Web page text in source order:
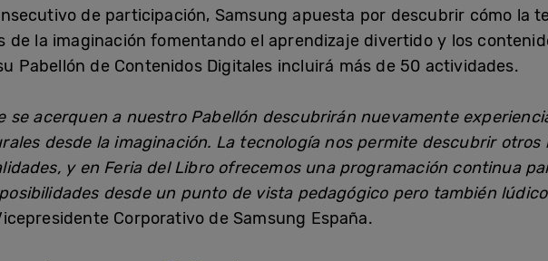
de participación, Samsung apuesta por descubrir cómo la
de la imaginación fomentando el aprendizaje divertido y los
Pabellón de Contenidos Digitales incluirá más de 50 actividades.
se acerquen a nuestro Pabellón descubrirán nuevamente
desde la imaginación. La tecnología nos permite descubrir otros
y en Feria del Libro ofrecemos una programación continua
desde un punto de vista pedagógico pero también
Corporativo de Samsung España.